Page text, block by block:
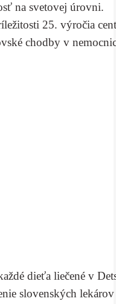
na svetovej úrovni.
25. výročia
chodby v
dieťa liečené v
slovenských